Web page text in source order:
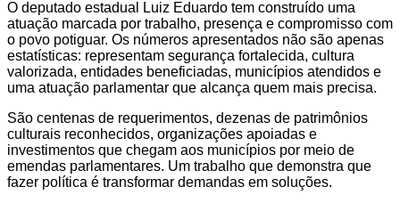
O deputado estadual Luiz Eduardo tem construído uma
atuação marcada por trabalho, presença e compromisso com
o povo potiguar. Os números apresentados não são apenas
estatísticas: representam segurança fortalecida, cultura
valorizada, entidades beneficiadas, municípios atendidos e
uma atuação parlamentar que alcança quem mais precisa.
São centenas de requerimentos, dezenas de patrimônios
culturais reconhecidos, organizações apoiadas e
investimentos que chegam aos municípios por meio de
emendas parlamentares. Um trabalho que demonstra que
fazer política é transformar demandas em soluções.